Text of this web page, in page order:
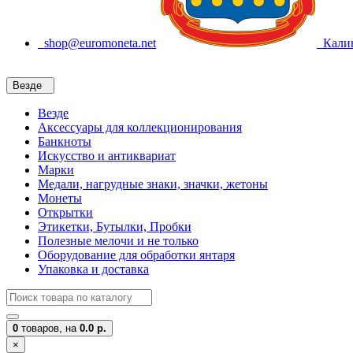
shop@euromoneta.net
Везде
Везде
Аксессуары для коллекционирования
Банкноты
Искусство и антиквариат
Марки
Медали, нагрудные знаки, значки, жетоны
Монеты
Открытки
Этикетки, Бутылки, Пробки
Полезные мелочи и не только
Оборудование для обработки янтаря
Упаковка и доставка
0 товаров, на 0.0 р.
×